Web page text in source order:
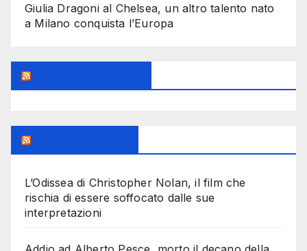
Giulia Dragoni al Chelsea, un altro talento nato
a Milano conquista l’Europa
L’Odissea di Christopher Nolan, il film che
rischia di essere soffocato dalle sue
interpretazioni